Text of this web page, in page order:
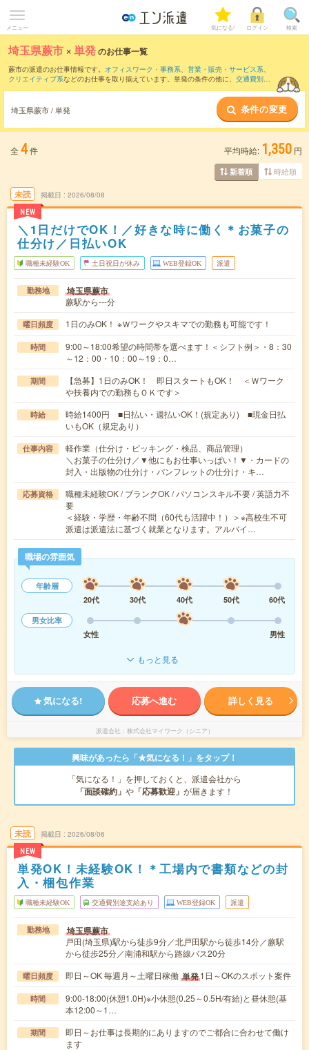
メニュー 気になる! ログイン 検索
埼玉県蕨市 ×単発のお仕事一覧
蕨市の派遣のお仕事情報です。 オフィスワーク・事務系、 営業・販売・サービス系、
クリエイティブ系などのお仕事を取り揃えています。単発の条件の他に、 交通費別途
埼玉県蕨市 / 単発 条件の変更
全 4件 平均時給: 1,350 円
新着順 時給順
未読
NEW
掲載日 2026/08/08
＼1日だけでOK！／好きな時に働く＊お菓子の
仕分け／日払いOK
職種未経験OK 土日祝日が休み WEB登録OK 派遣
勤務地 埼玉県蕨市
蕨駅から---分
曜日頻度 1日のみOK！ ※Ｗワークやスキマでの勤務も可能です！
時間
9:00～18:00希望の時間帯を選べます！＜シフト例＞・8：30
～12：00・10：00～19：0…
期間
【急募】1日のみOK！ 即日スタートもOK！ ＜Ｗワーク
や扶養内での勤務もＯＫです＞
時給
時給1400円 ■日払い・週払いOK！(規定あり) ■現金日払
いもOK（規定あり）
仕事内容
軽作業（仕分け・ピッキング・検品、商品管理）
＼お菓子の仕分け／▼他にもお仕事いっぱい！▼・カードの
封入・出版物の仕分け・パンフレットの仕分け・キ…
応募資格
職種未経験OK / ブランクOK / パソコンスキル不要 / 英語力不
要
＜経験・学歴・年齢不問（60代も活躍中！）＞※高校生不可
派遣は派遣法に基づく就業となります。アルバイ…
職場の雰囲気
年齢層
20代
30代 40代 50代
60代
男女比率
女性
男性
もっと見る
気になる! 応募へ進む 詳しく見る
派遣会社 株式会社マイワーク（シニア）
興味があったら「★気になる！」をタップ！
「気になる！」を押しておくと、派遣会社から
「面談確約」 や 「応募歓迎」 が届きます！
未読
NEW
掲載日 2026/08/06
単発OK！未経験OK！＊工場内で書類などの封
入・梱包作業
職種未経験OK 交通費別途支給あり WEB登録OK 派遣
勤務地 埼玉県蕨市
戸田(埼玉県)駅から徒歩9分／北戸田駅から徒歩14分／蕨駅
から徒歩25分／南浦和駅から路線バス20分
曜日頻度 即日～OK 毎週月～土曜日稼働 単発1日～OKのスポット案件
時間
9:00-18:00(休憩1.0H)※小休憩(0.25～0.5H/有給)と昼休憩(基
本12:00～1…
期間
即日～お仕事は長期的にありますのでご都合に合わせて働け
ます